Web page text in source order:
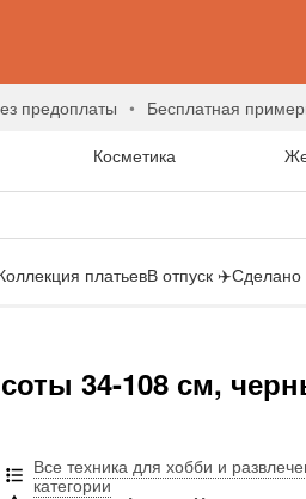
без предоплаты бесплатная
Косметика
платьевВ отпуск ✈️Сделано
34-108 см,
Все техника для хобби и
категории